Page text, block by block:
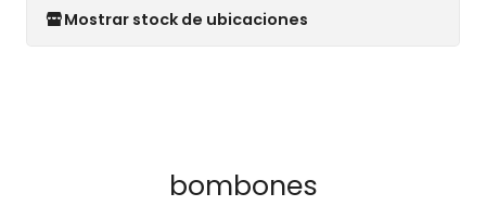
Mostrar stock de ubicaciones
bombones